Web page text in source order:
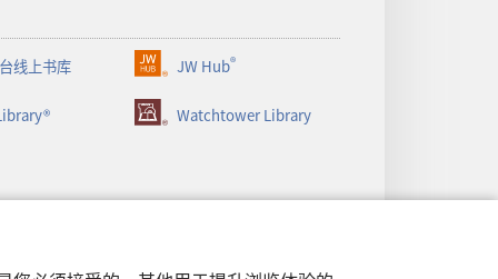
线上书库 JW Hub®
（打
开
新
Watchtower Library